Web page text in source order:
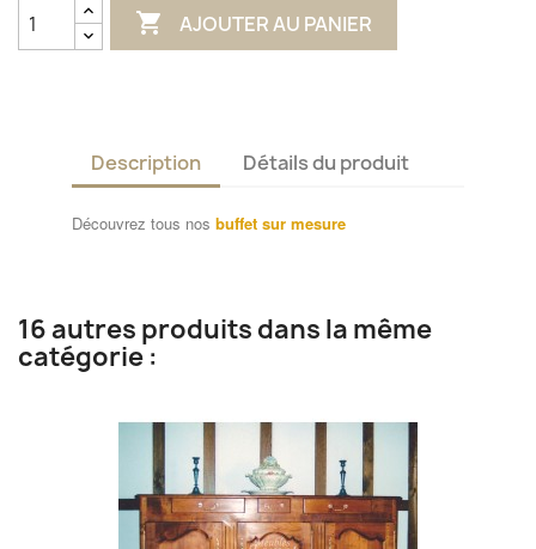
 AJOUTER AU PANIER
Description Détails du produit
Découvrez tous nos buffet sur mesure
16 autres produits dans la même
catégorie :